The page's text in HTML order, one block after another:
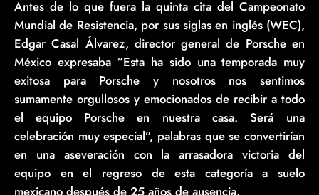
Antes de lo que fuera la quinta cita del Campeonato
Mundial de Resistencia, por sus siglas en inglés (WEC),
Edgar Casal Álvarez, director general de Porsche en
México expresaba “Esta ha sido una temporada muy
exitosa para Porsche y nosotros nos sentimos
sumamente orgullosos y emocionados de recibir a todo
el equipo Porsche en nuestra casa. Será una
celebración muy especial”, palabras que se convertirían
en una aseveración con la arrasadora victoria del
equipo en el regreso de esta categoría a suelo